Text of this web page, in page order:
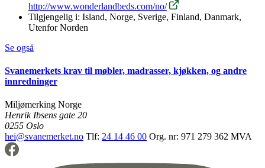
http://www.wonderlandbeds.com/no/
Tilgjengelig i: Island, Norge, Sverige, Finland, Danmark,
Utenfor Norden
Se også
Svanemerkets krav til møbler, madrasser, kjøkken, og andre
innredninger
Miljømerking Norge
Henrik Ibsens gate 20
0255 Oslo
hei@svanemerket.no Tlf: 24 14 46 00 Org. nr: 971 279 362 MVA